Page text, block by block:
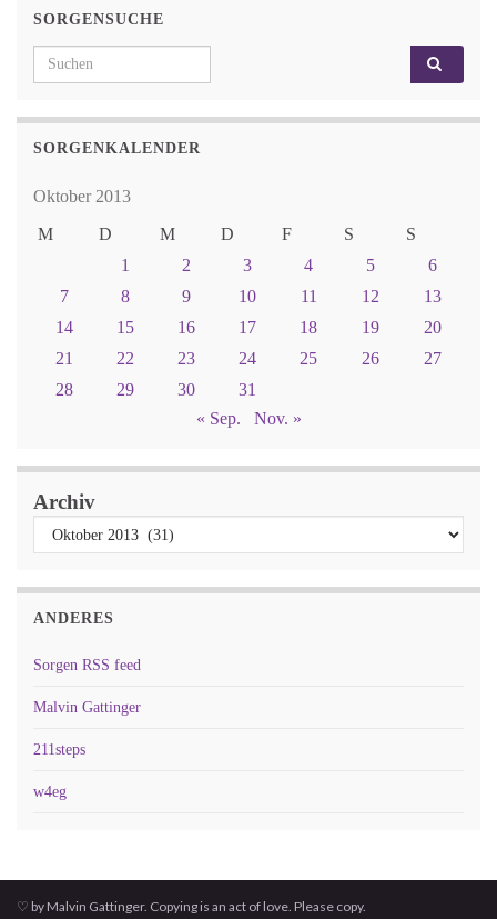
SORGENSUCHE
Search for:
SORGENKALENDER
Oktober 2013
M
D M D F S
S
1
2 3 4 5
6
7
8 9 10 11 12
13
14
15 16 17 18 19
20
21
22 23 24 25 26
27
28
29 30
31
« Sep.
Nov. »
Archiv
ANDERES
Sorgen RSS feed
Malvin Gattinger
211steps
w4eg
♡ by Malvin Gattinger. Copying is an act of love. Please copy.